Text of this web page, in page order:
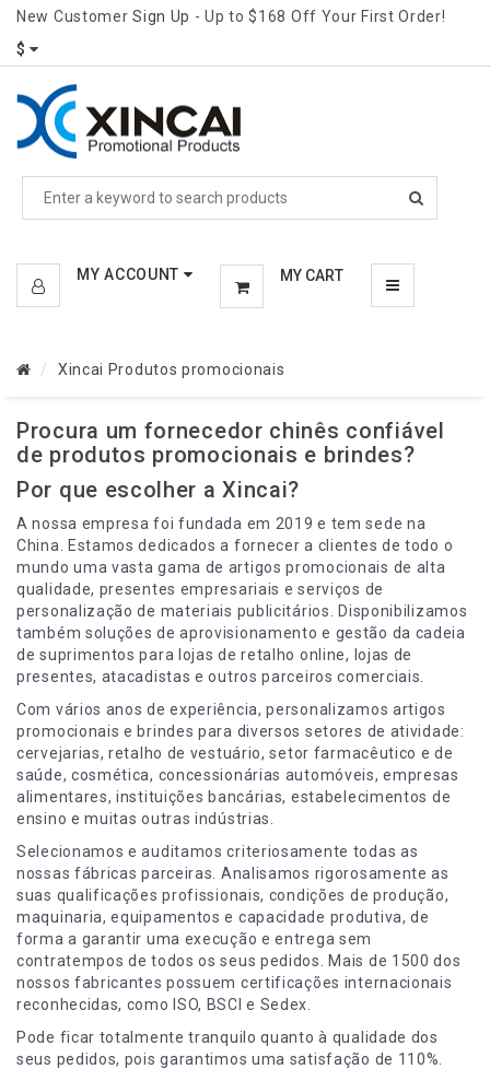
New CustomerSign Up - Up to $168 Off Your First Order!
$
MY ACCOUNT MY CART
CATEGORIES
Xincai Produtos promocionais
Procura um fornecedor chinês confiável
de produtos promocionais e brindes?
Por que escolher a Xincai?
A nossa empresa foi fundada em 2019 e tem sede na
China. Estamos dedicados a fornecer a clientes de todo o
mundo uma vasta gama de artigos promocionais de alta
qualidade, presentes empresariais e serviços de
personalização de materiais publicitários. Disponibilizamos
também soluções de aprovisionamento e gestão da cadeia
de suprimentos para lojas de retalho online, lojas de
presentes, atacadistas e outros parceiros comerciais.
Com vários anos de experiência, personalizamos artigos
promocionais e brindes para diversos setores de atividade:
cervejarias, retalho de vestuário, setor farmacêutico e de
saúde, cosmética, concessionárias automóveis, empresas
alimentares, instituições bancárias, estabelecimentos de
ensino e muitas outras indústrias.
Selecionamos e auditamos criteriosamente todas as
nossas fábricas parceiras. Analisamos rigorosamente as
suas qualificações profissionais, condições de produção,
maquinaria, equipamentos e capacidade produtiva, de
forma a garantir uma execução e entrega sem
contratempos de todos os seus pedidos. Mais de 1500 dos
nossos fabricantes possuem certificações internacionais
reconhecidas, como ISO, BSCI e Sedex.
Pode ficar totalmente tranquilo quanto à qualidade dos
seus pedidos, pois garantimos uma satisfação de 110%.